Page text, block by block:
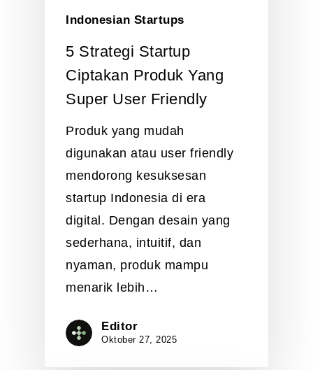
Indonesian Startups
5 Strategi Startup
Ciptakan Produk Yang
Super User Friendly
Produk yang mudah
digunakan atau user friendly
mendorong kesuksesan
startup Indonesia di era
digital. Dengan desain yang
sederhana, intuitif, dan
nyaman, produk mampu
menarik lebih…
Editor
Oktober 27, 2025